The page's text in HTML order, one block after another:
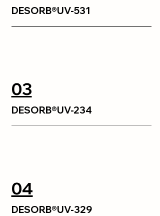
DESORB®UV-531
03
DESORB®UV-234
04
DESORB®UV-329